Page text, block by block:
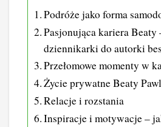
Podróże jako forma
Pasjonująca kariera Beaty
dziennikarki do autorki
Przełomowe momenty w
Życie prywatne Beaty
Relacje i rozstania
Inspiracje i motywacje –